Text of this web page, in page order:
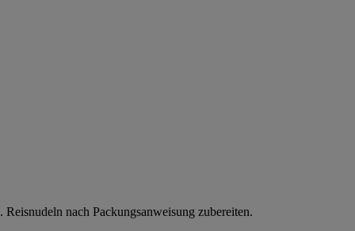
nach Packungsanweisung zubereiten.